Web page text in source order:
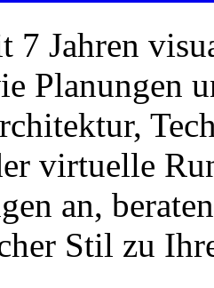
7 Jahren
Planungen
virtuelle
an,
Stil zu